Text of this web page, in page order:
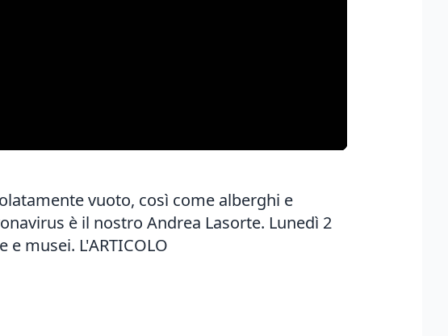
vuoto, così come alberghi e
è il nostro Andrea Lasorte. Lunedì 2
e musei. L'ARTICOLO